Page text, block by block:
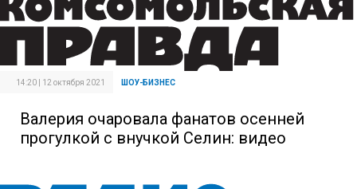
14:20 | 12 октября 2021 ШОУ-БИЗНЕС
Валерия очаровала фанатов осенней
прогулкой с внучкой Селин: видео